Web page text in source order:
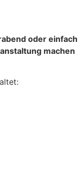
oder einfach
machen